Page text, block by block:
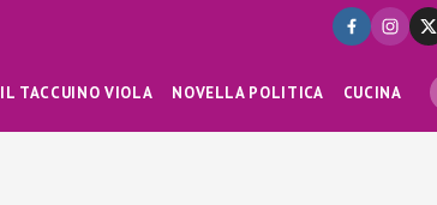
IL TACCUINO VIOLA NOVELLA POLITICA CUCINA